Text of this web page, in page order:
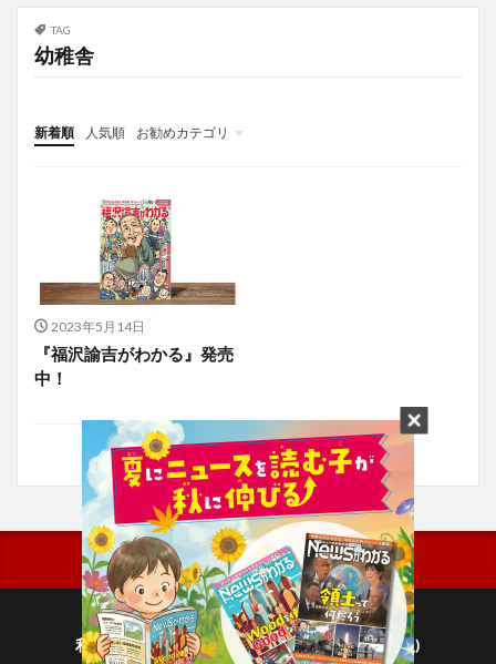
TAG
幼稚舎
新着順 人気順
お勧めカテゴリ
投稿
学び
マンガ
電子書籍
2023年5月14日
『福沢諭吉がわかる』発売
中！
利用規約
プライバシーポリシー(毎日新聞出版)